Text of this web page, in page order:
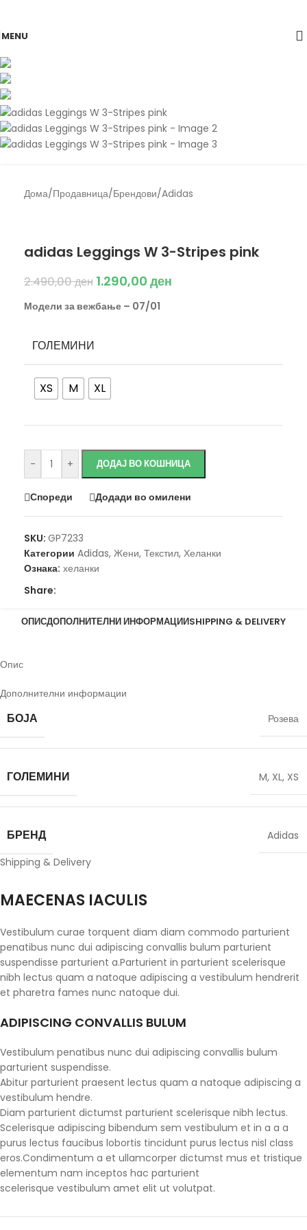
MENU
-48%
Дома/Продавница/Брендови/Adidas
adidas Leggings W 3-Stripes pink
2.490,00ден 1.290,00 ден
Модели за вежбање – 07/01
ГОЛЕМИНИ
XS M XL
- + ДОДАЈ ВО КОШНИЦА
Спореди Додади во омилени
SKU: GP7233
Категории Adidas, Жени, Текстил, Хеланки
Ознака: хеланки
Share:
ОПИСДОПОЛНИТЕЛНИ ИНФОРМАЦИИSHIPPING & DELIVERY
Опис
Дополнителни информации
БОЈА Розева
ГОЛЕМИНИ M, XL, XS
БРЕНД
Adidas
Shipping & Delivery
MAECENAS IACULIS
Vestibulum curae torquent diam diam commodo parturient
penatibus nunc dui adipiscing convallis bulum parturient
suspendisse parturient a.Parturient in parturient scelerisque
nibh lectus quam a natoque adipiscing a vestibulum hendrerit
et pharetra fames nunc natoque dui.
ADIPISCING CONVALLIS BULUM
Vestibulum penatibus nunc dui adipiscing convallis bulum
parturient suspendisse.
Abitur parturient praesent lectus quam a natoque adipiscing a
vestibulum hendre.
Diam parturient dictumst parturient scelerisque nibh lectus.
Scelerisque adipiscing bibendum sem vestibulum et in a a a
purus lectus faucibus lobortis tincidunt purus lectus nisl class
eros.Condimentum a et ullamcorper dictumst mus et tristique
elementum nam inceptos hac parturient
scelerisque vestibulum amet elit ut volutpat.